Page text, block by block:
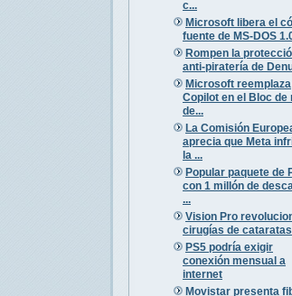
c...
Microsoft libera el
fuente de MS-DOS
Rompen la
anti-piratería de
Microsoft reemplaza
Copilot en el Bloc de
de...
La Comisión
aprecia que Meta
la ...
Popular paquete de
con 1 millón de
...
Vision Pro
cirugías de cataratas
PS5 podría exigir
conexión mensual a
internet
Movistar presenta